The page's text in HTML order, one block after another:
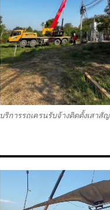
บริการรถเครนรับจ้างติดตั้งเสา